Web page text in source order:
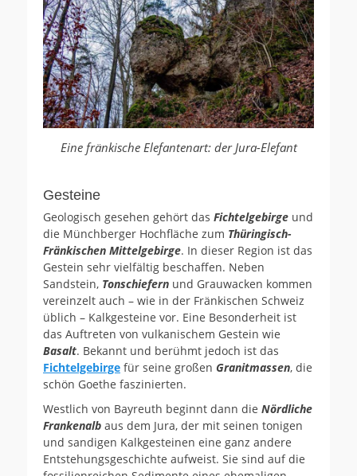
Eine fränkische Elefantenart: der Jura-Elefant
Gesteine
Geologisch gesehen gehört das Fichtelgebirge und
die Münchberger Hochfläche zum Thüringisch-
Fränkischen Mittelgebirge. In dieser Region ist das
Gestein sehr vielfältig beschaffen. Neben
Sandstein, Tonschiefern und Grauwacken kommen
vereinzelt auch – wie in der Fränkischen Schweiz
üblich – Kalkgesteine vor. Eine Besonderheit ist
das Auftreten von vulkanischem Gestein wie
Basalt. Bekannt und berühmt jedoch ist das
Fichtelgebirge für seine großen Granitmassen, die
schön Goethe faszinierten.
Westlich von Bayreuth beginnt dann die Nördliche
Frankenalb aus dem Jura, der mit seinen tonigen
und sandigen Kalkgesteinen eine ganz andere
Entstehungsgeschichte aufweist. Sie sind auf die